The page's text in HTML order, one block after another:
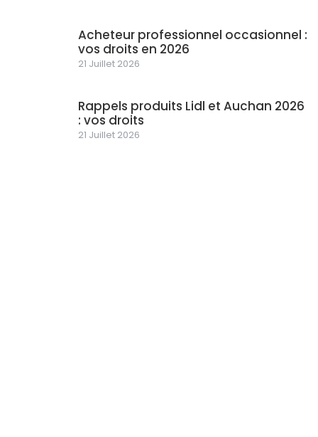
Acheteur professionnel occasionnel :
vos droits en 2026
21 Juillet 2026
Rappels produits Lidl et Auchan 2026
: vos droits
21 Juillet 2026